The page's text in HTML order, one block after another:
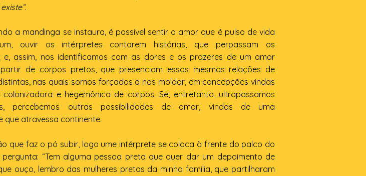
.
a mandinga se instaura, é possível sentir o amor que é pulso de vida
ouvir os intérpretes contarem histórias, que perpassam os
e, assim, nos identificamos com as dores e os prazeres de um amor
de corpos pretos, que presenciam essas mesmas relações de
nas quais somos forçados a nos moldar, em concepções vindas
e hegemônica de corpos. Se, entretanto, ultrapassamos
percebemos outras possibilidades de amar, vindas de uma
que atravessa continente.
que faz o pó subir, logo ume intérprete se coloca à frente do palco do
“Tem alguma pessoa preta que quer dar um depoimento de
ouço, lembro das mulheres pretas da minha família, que partilharam